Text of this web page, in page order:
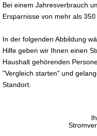
Bei einem Jahresverbrauch
Ersparnisse von mehr als 350
In der folgenden Abbildung
Hilfe geben wir Ihnen einen
Haushalt gehörenden
"Vergleich starten" und
Standort.